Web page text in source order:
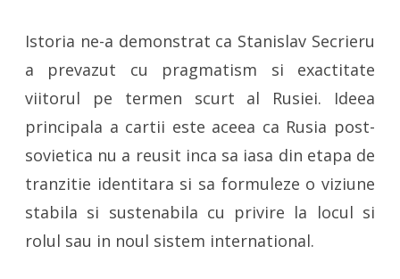
Istoria ne-a demonstrat ca Stanislav Secrieru
a prevazut cu pragmatism si exactitate
viitorul pe termen scurt al Rusiei. Ideea
principala a cartii este aceea ca Rusia post-
sovietica nu a reusit inca sa iasa din etapa de
tranzitie identitara si sa formuleze o viziune
stabila si sustenabila cu privire la locul si
rolul sau in noul sistem international.